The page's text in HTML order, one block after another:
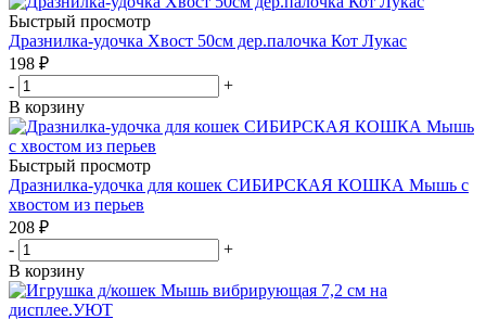
Быстрый просмотр
Дразнилка-удочка Хвост 50см дер.палочка Кот Лукас
198 ₽
-
+
В корзину
Быстрый просмотр
Дразнилка-удочка для кошек СИБИРСКАЯ КОШКА Мышь с
хвостом из перьев
208 ₽
-
+
В корзину